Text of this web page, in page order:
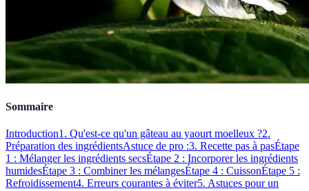
Sommaire
Introduction1. Qu'est-ce qu'un gâteau au yaourt moelleux ?2.
Préparation des ingrédientsAstuce de pro :3. Recette pas à pasÉtape
1 : Mélanger les ingrédients secsÉtape 2 : Incorporer les ingrédients
humidesÉtape 3 : Combiner les mélangesÉtape 4 : CuissonÉtape 5 :
Refroidissement4. Erreurs courantes à éviter5. Astuces pour un